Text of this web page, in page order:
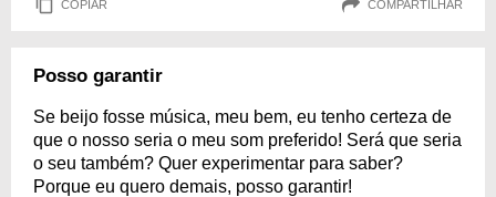
COPIAR COMPARTILHAR
Posso garantir
Se beijo fosse música, meu bem, eu tenho certeza de
que o nosso seria o meu som preferido! Será que seria
o seu também? Quer experimentar para saber?
Porque eu quero demais, posso garantir!